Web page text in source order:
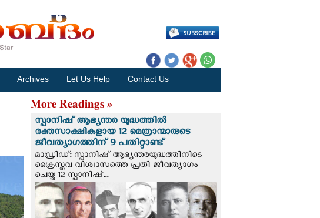
Archives Let Us Help Contact Us
More Readings »
സ്പാനിഷ് ആഭ്യന്തര യുദ്ധത്തില്‍
രക്തസാക്ഷികളായ 12 മെത്രാന്മാരുടെ
ജീവത്യാഗത്തിന് 9 പതിറ്റാണ്ട്
മാഡ്രിഡ്: സ്പാനിഷ് ആഭ്യന്തരയുദ്ധത്തിനിടെ
ക്രൈസ്തവ വിശ്വാസത്തെ പ്രതി ജീവത്യാഗം
ചെയ്ത 12 സ്പാനിഷ്...